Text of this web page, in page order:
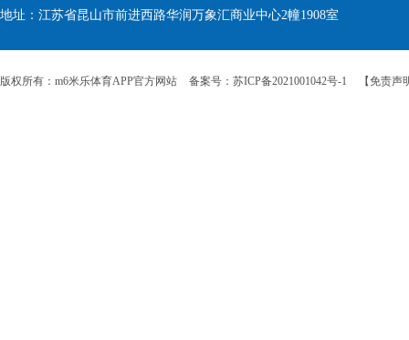
地址：江苏省昆山市前进西路华润万象汇商业中心2幢1908室
版权所有：m6米乐体育APP官方网站 备案号：苏ICP备2021001042号-1 【免责声